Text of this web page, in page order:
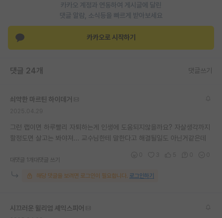
카카오 계정과 연동하여 게시글에 달린
댓글 알람, 소식등을 빠르게 받아보세요
카카오로 시작하기
댓글 24개 댓글쓰기
쇠약한 마르틴 하이데거
그런 랩이면 하루빨리 자퇴하는게 인생에 도움되지않을까요? 자살생각까지
할정도면 살고는 봐야져... 교수님한테 말한다고 해결될일도 아닌거같은데
대댓글 1개 대댓글 쓰기
해당 댓글을 보려면 로그인이 필요합니다. 로그인하기
시끄러운 윌리엄 셰익스피어